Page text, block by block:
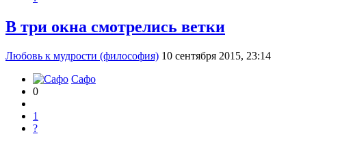
В три окна смотрелись ветки
Любовь к мудрости (философия) 10 сентября 2015, 23:14
Сафо
0
1
?